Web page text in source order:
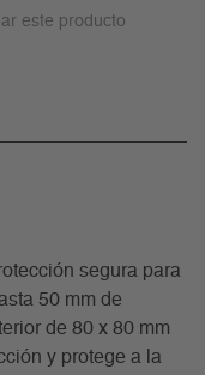
este producto
segura para
50 mm de
de 80 x 80 mm
y protege a la